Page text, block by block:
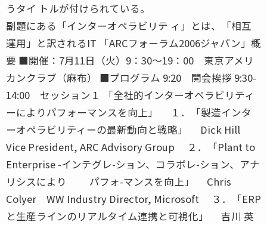
うタイ トルが付けられている。
副題にある「インターオペラビリテ ィ」とは、「相互
運用」と訳されるIT 「ARCフォーラム2006ジャパン」概
要 ■開催：7月11日（火）9：30〜19：00 東京アメリ
カンクラブ（麻布） ■プログラム 9:20 開会挨拶 9:30-
14:00 セッション１ 「全社的インターオペラビリティ
ーによりパフォーマンスを向上」 １．「製造インタ
ーオペラビリティーの最新動向と戦略」 Dick Hill
Vice President, ARC Advisory Group ２．「Plant to
Enterprise -インテグレ-ション、コラボレ-ション、アナ
リシスにより パフォ-マンスを向上」 Chris
Colyer WW Industry Director, Microsoft ３．「ERP
と生産ラインのリアルタイム連携と可視化」 吉川 英